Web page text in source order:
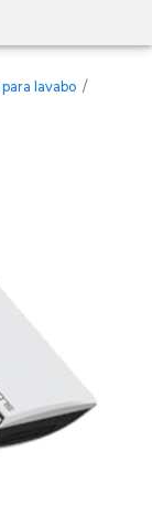
lavabo /